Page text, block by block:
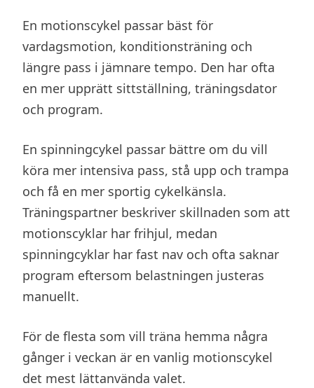
En motionscykel passar bäst för
vardagsmotion, konditionsträning och
längre pass i jämnare tempo. Den har ofta
en mer upprätt sittställning, träningsdator
och program.
En spinningcykel passar bättre om du vill
köra mer intensiva pass, stå upp och trampa
och få en mer sportig cykelkänsla.
Träningspartner beskriver skillnaden som att
motionscyklar har frihjul, medan
spinningcyklar har fast nav och ofta saknar
program eftersom belastningen justeras
manuellt.
För de flesta som vill träna hemma några
gånger i veckan är en vanlig motionscykel
det mest lättanvända valet.